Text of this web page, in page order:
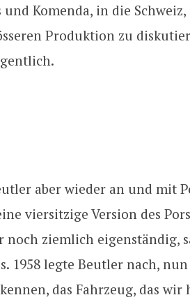
Komenda, in die Schweiz,
Produktion zu
aber wieder an und mit
viersitzige Version des
noch ziemlich eigenständig,
1958 legte Beutler nach,
das Fahrzeug, das wir